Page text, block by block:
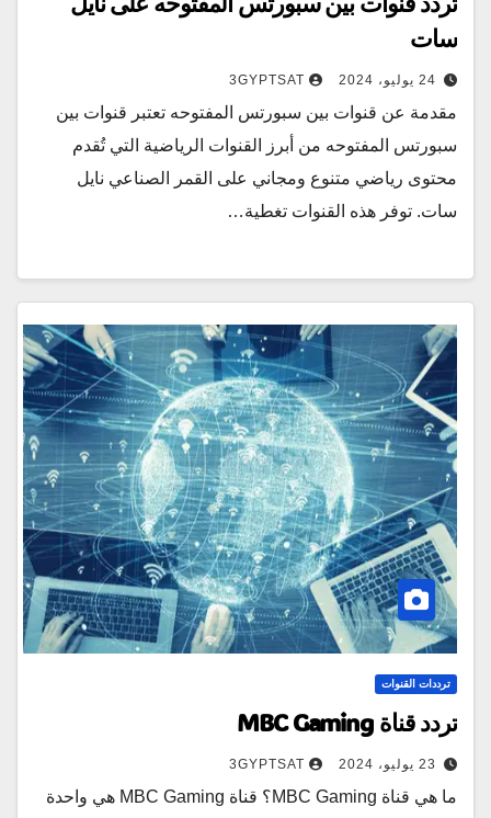
سات
24 يوليو، 2024 3GYPTSAT
مقدمة عن قنوات بين سبورتس المفتوحه تعتبر قنوات بين
سبورتس المفتوحه من أبرز القنوات الرياضية التي تُقدم
محتوى رياضي متنوع ومجاني على القمر الصناعي نايل
سات. توفر هذه القنوات تغطية…
ترددات القنوات
تردد قناة MBC Gaming
23 يوليو، 2024 3GYPTSAT
ما هي قناة MBC Gaming؟ قناة MBC Gaming هي واحدة